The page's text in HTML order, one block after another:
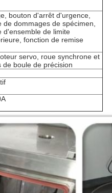
bouton d'arrêt d'urgence,
de dommages de spécimen,
d'ensemble de limite
fonction de remise
servo, roue synchrone et
de boule de précision